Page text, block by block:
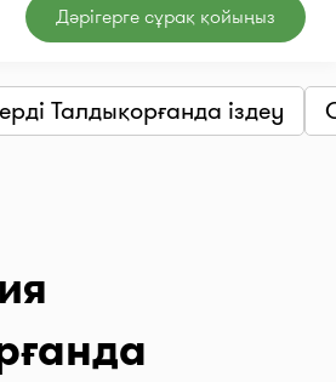
Дәрігерге сұрақ қойыңыз
Талдықорғанда іздеу